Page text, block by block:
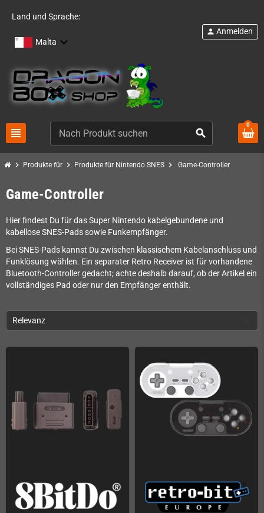
Land und Sprache:
Malta
view_headline search
person Anmelden
0
chevron_right Produkte für chevron_right Produkte für Nintendo SNES chevron_right Game-Controller
Game-Controller
Hier findest Du für das Super Nintendo kabelgebundene und
kabellose SNES-Pads sowie Funkempfänger.
Bei SNES-Pads kannst Du zwischen klassischem Kabelanschluss und
Funklösung wählen. Ein separater Retro Receiver ist für vorhandene
Bluetooth-Controller gedacht; achte deshalb darauf, ob der Artikel ein
vollständiges Pad oder nur den Empfänger enthält.
Relevanz